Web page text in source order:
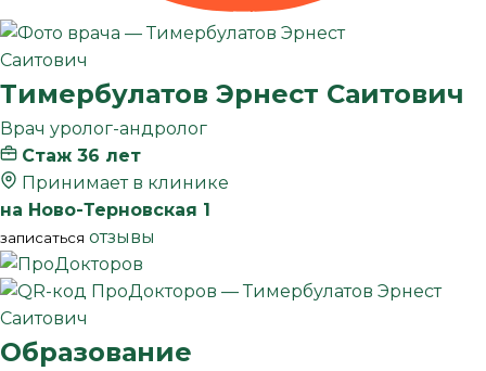
Тимербулатов Эрнест Саитович
Врач уролог-андролог
Стаж 36 лет
Принимает в клинике
на Ново-Терновская 1
записаться отзывы
Образование